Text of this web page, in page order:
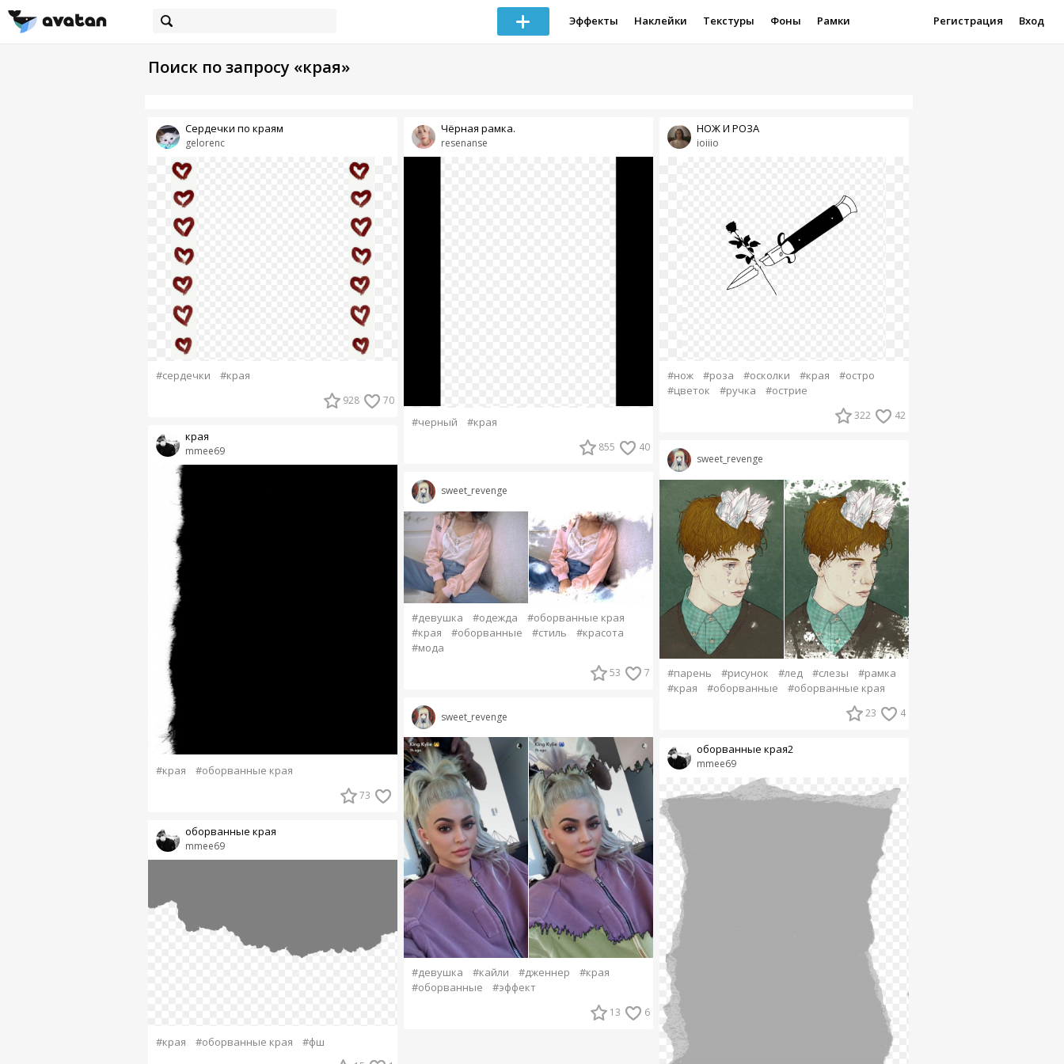
Эффекты Наклейки Текстуры Фоны Рамки Регистрация Вход
Поиск по запросу «края»
gelorenc
Сердечки по краям
#сердечки #края
928 70
mmee69
края
#края #оборванные края
73
mmee69
оборванные края
#края #оборванные края #фш
resenanse
Чёрная рамка.
#черный #края
855 40
sweet_revenge
#девушка #одежда
#оборванные края
#края
#оборванные #стиль
#красота
#мода
53 7
sweet_revenge
#девушка #кайли #дженнер
#края
#оборванные
#эффект
13 6
ioiiio
НОЖ И РОЗА
#нож #роза #осколки #края
#остро
#цветок
#ручка #острие
322 42
sweet_revenge
#парень #рисунок #лед #слезы
#рамка
#края
#оборванные #оборванные края
23 4
mmee69
оборванные края2